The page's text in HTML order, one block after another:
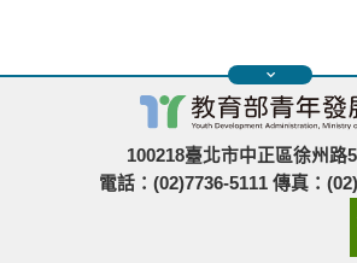
100218臺北市中正區徐州路
電話：(02)7736-5111 傳真：